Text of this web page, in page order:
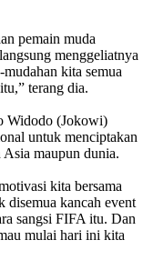
pemain muda
menggeliatnya
kita semua
terang dia.
Widodo (Jokowi)
untuk menciptakan
maupun dunia.
kita bersama
disemua kancah event
sangsi FIFA itu. Dan
mulai hari ini kita